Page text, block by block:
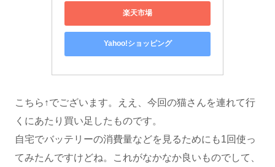
楽天市場
Yahoo!ショッピング
こちら↑でございます。ええ、今回の猫さんを連れて行
くにあたり買い足したものです。
自宅でバッテリーの消費量などを見るためにも1回使っ
てみたんですけどね。これがなかなか良いものでして、